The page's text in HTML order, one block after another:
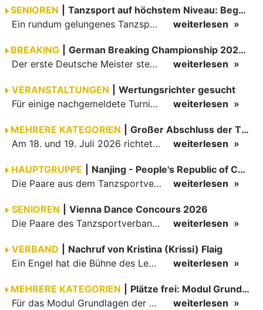
SENIOREN
Tanzsport auf höchstem Niveau: Begeisterung bei den Turnieren in…
Ein rundum gelungenes Tanzsport-Wochenende liegt hinter den Paaren und Organisatoren in Enzklösterle. Am 1. und 2. August 2026 verwandelte sich die Festhalle wieder in einen lebendigen Mittelpunkt des…
weiterlesen
BREAKING
German Breaking Championship 2026 in Hannover
Der erste Deutsche Meister steht fest B-Boy Roman siegt bei den Juniors
weiterlesen
VERANSTALTUNGEN
Wertungsrichter gesucht
Für einige nachgemeldete Turniere im 2 Halbjahr sucht der ZWE noch Wertungsrichter.
weiterlesen
MEHRERE KATEGORIEN
Großer Abschluss der TBW-Trophy in Weinheim
Am 18. und 19. Juli 2026 richtete die Tanzsportabteilung (TSA) der TSG 1862 Weinheim das Abschlussturnier der diesjährigen TBW-Trophy-Serie aus. Zum traditionellen Saisonfinale kamen rund 400 Starts über…
weiterlesen
HAUPTGRUPPE
Nanjing - People's Republic of China
Die Paare aus dem Tanzsportverband Baden-Württemberg (TBW) haben beim hochklassig besetzten WDSF GrandSlam im chinesischen Nanjing wieder einmal auf internationalem Top-Niveau geglänzt. Das…
weiterlesen
SENIOREN
Vienna Dance Concours 2026
Die Paare des Tanzsportverbandes Baden-Württemberg (TBW) glänzten auf dem internationalen Parkett des Vienna Dance Concourse 2026 im Wiener Rathaus mit hervorragenden Platzierungen Ergebnisse unter: …
weiterlesen
VERBAND
Nachruf von Kristina (Krissi) Flaig
Ein Engel hat die Bühne des Lebens verlassen. Viel zu früh, plötzlich und für uns alle unfassbar, wurde unsere geliebte Kristina (Krissi) Flaig im Alter von 36 Jahren aus dem Leben gerissen. Das Tanzen…
weiterlesen
MEHRERE KATEGORIEN
Plätze frei: Modul Grundlagen
Für das Modul Grundlagen der Breitensportausbildung vom 10. bis 13. September an der Landessportschule Albstadt sind noch Plätze frei. Das Modul kann auch für den Lizenzerhalt (30 LE fachlich) genutzt…
weiterlesen